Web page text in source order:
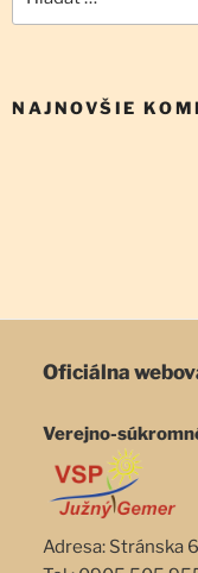
NAJNOVŠIE
Oficiálna
Verejno-
Adresa: Stránska